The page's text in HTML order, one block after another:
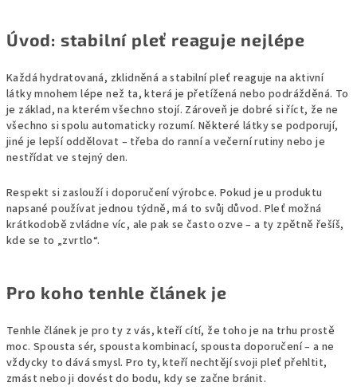
Úvod: stabilní pleť reaguje nejlépe
Každá hydratovaná, zklidněná a stabilní pleť reaguje na aktivní
látky mnohem lépe než ta, která je přetížená nebo podrážděná. To
je základ, na kterém všechno stojí. Zároveň je dobré si říct, že ne
všechno si spolu automaticky rozumí. Některé látky se podporují,
jiné je lepší oddělovat – třeba do ranní a večerní rutiny nebo je
nestřídat ve stejný den.
Respekt si zaslouží i doporučení výrobce. Pokud je u produktu
napsané používat jednou týdně, má to svůj důvod. Pleť možná
krátkodobě zvládne víc, ale pak se často ozve – a ty zpětně řešíš,
kde se to „zvrtlo“.
Pro koho tenhle článek je
Tenhle článek je pro ty z vás, kteří cítí, že toho je na trhu prostě
moc. Spousta sér, spousta kombinací, spousta doporučení – a ne
vždycky to dává smysl. Pro ty, kteří nechtějí svoji pleť přehltit,
zmást nebo ji dovést do bodu, kdy se začne bránit.